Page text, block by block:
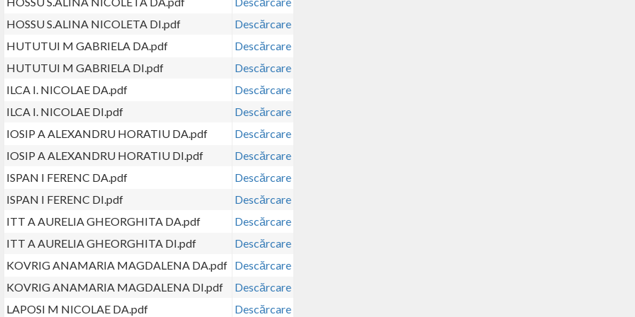
HOSSU S.ALINA NICOLETA DI.pdf
Descărcare
HUTUTUI M GABRIELA DA.pdf
Descărcare
HUTUTUI M GABRIELA DI.pdf
Descărcare
ILCA I. NICOLAE DA.pdf
Descărcare
ILCA I. NICOLAE DI.pdf
Descărcare
IOSIP A ALEXANDRU HORATIU DA.pdf
Descărcare
IOSIP A ALEXANDRU HORATIU DI.pdf
Descărcare
ISPAN I FERENC DA.pdf
Descărcare
ISPAN I FERENC DI.pdf
Descărcare
ITT A AURELIA GHEORGHITA DA.pdf
Descărcare
ITT A AURELIA GHEORGHITA DI.pdf
Descărcare
KOVRIG ANAMARIA MAGDALENA DA.pdf Descărcare
KOVRIG ANAMARIA MAGDALENA DI.pdf
Descărcare
LAPOSI M NICOLAE DA.pdf
Descărcare